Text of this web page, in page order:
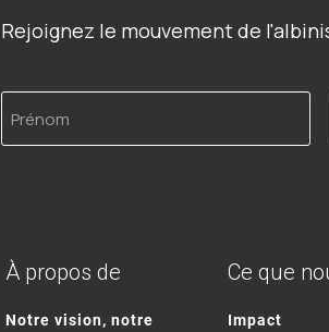
Rejoignez le mouvement de
Prénom
À propos de
Notre vision, notre
Ce que
Impact